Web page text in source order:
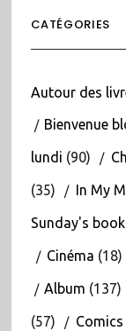
CATÉGORIES
Autour des
Bienvenue
lundi (90)
(35) In My
Sunday's book
Cinéma (18)
Album (137)
(57) Comics